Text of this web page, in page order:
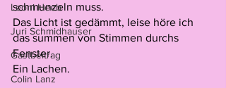
Leoni Heeb
Juri Schmidhauser
Gastbeitrag
Colin Lanz
schmunzeln muss.
Das Licht ist gedämmt, leise höre ich
das summen von Stimmen durchs
Fenster.
Ein Lachen.